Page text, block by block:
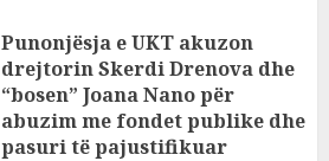
Punonjësja e UKT akuzon
drejtorin Skerdi Drenova dhe
“bosen” Joana Nano për
abuzim me fondet publike dhe
pasuri të pajustifikuar